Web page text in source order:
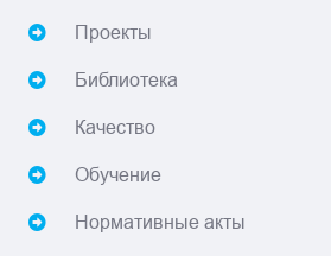
Проекты
Библиотека
Качество
Обучение
Нормативные акты